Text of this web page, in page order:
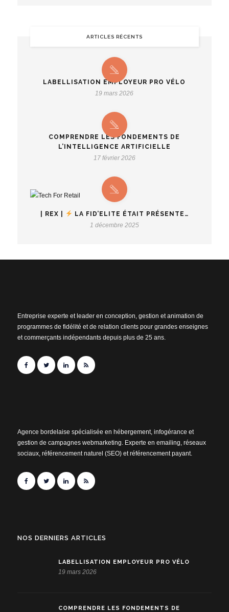
ARTICLES RÉCENTS
LABELLISATION EMPLOYEUR PRO VÉLO
19 mars 2026
COMPRENDRE LES FONDEMENTS DE
L’INTELLIGENCE ARTIFICIELLE
17 février 2026
| REX |
LA FID’ELITE ÉTAIT PRÉSENTE…
1 décembre 2025
Entreprise experte et leader en conception, gestion et animation de
programmes de fidélité et de relation clients pour grandes enseignes
et commerçants indépendants depuis plus de 25 ans.
Agence bordelaise spécialisée en hébergement, infogérance et
gestion de campagnes webmarketing. Experte en emailing, réseaux
sociaux, référencement naturel (SEO) et référencement payant.
NOS DERNIERS ARTICLES
LABELLISATION EMPLOYEUR PRO VÉLO
19 mars 2026
COMPRENDRE LES FONDEMENTS DE